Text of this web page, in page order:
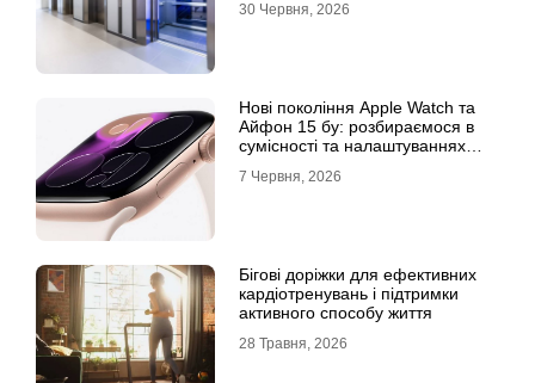
30 Червня, 2026
Нові покоління Apple Watch та
Айфон 15 бу: розбираємося в
сумісності та налаштуваннях
7 Червня, 2026
Бігові доріжки для ефективних
кардіотренувань і підтримки
активного способу життя
28 Травня, 2026